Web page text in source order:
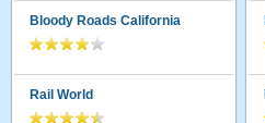
Bloody Roads California
Rail World